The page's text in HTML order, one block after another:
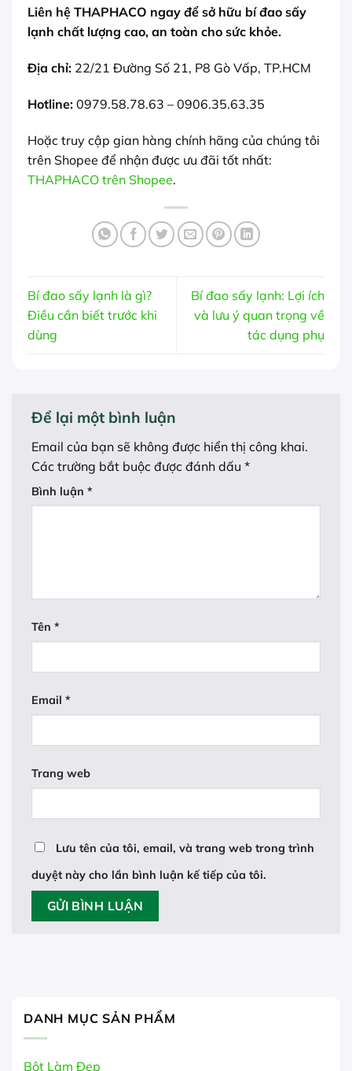
Liên hệ THAPHACO ngay để sở hữu bí đao sấy
lạnh chất lượng cao, an toàn cho sức khỏe.
Địa chỉ: 22/21 Đường Số 21, P8 Gò Vấp, TP.HCM
Hotline: 0979.58.78.63 – 0906.35.63.35
Hoặc truy cập gian hàng chính hãng của chúng tôi
trên Shopee để nhận được ưu đãi tốt nhất:
THAPHACO trên Shopee.
Bí đao sấy lạnh là gì?
Điều cần biết trước khi
dùng
Bí đao sấy lạnh: Lợi ích
và lưu ý quan trọng về
tác dụng phụ
Để lại một bình luận
Email của bạn sẽ không được hiển thị công khai.
Các trường bắt buộc được đánh dấu *
Bình luận *
Tên *
Email *
Trang web
Lưu tên của tôi, email, và trang web trong trình
duyệt này cho lần bình luận kế tiếp của tôi.
DANH MỤC SẢN PHẨM
Bột Làm Đẹp